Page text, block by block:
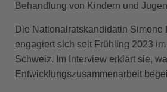
Behandlung von Kindern und
Die Nationalratskandidatin Simone
engagiert sich seit Frühling 2023
Schweiz. Im Interview erklärt sie,
Entwicklungszusammenarbeit